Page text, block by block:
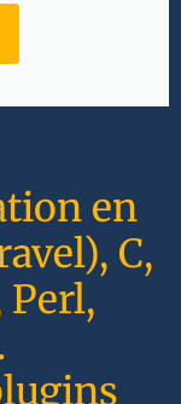
en
C,
Perl,